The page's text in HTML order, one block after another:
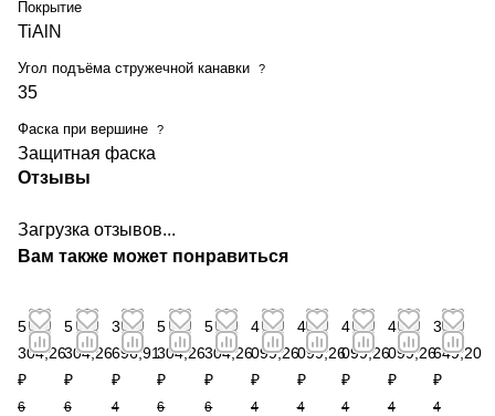
Покрытие
TiAlN
Угол подъёма стружечной канавки ?
35
Фаска при вершине ?
Защитная фаска
Отзывы
Загрузка отзывов...
Вам также может понравиться
5
304,26
₽
6
5
304,26
₽
6
3
696,91
₽
4
5
304,26
₽
6
5
304,26
₽
6
4
099,26
₽
4
4
099,26
₽
4
4
099,26
₽
4
4
099,26
₽
4
3
649,20
₽
4